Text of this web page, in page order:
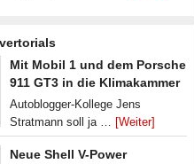
Mit Mobil 1 und dem Porsche
911 GT3 in die Klimakammer
Autoblogger-Kollege Jens
Stratmann soll ja … [Weiter]
Neue Shell V-Power